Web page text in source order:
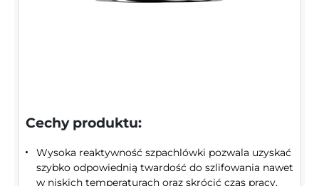
Cechy produktu:
Wysoka reaktywność szpachlówki pozwala uzyskać
szybko odpowiednią twardość do szlifowania nawet
w niskich temperaturach oraz skrócić czas pracy.